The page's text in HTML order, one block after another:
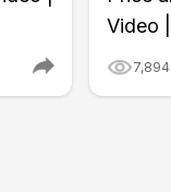
Video
7,894